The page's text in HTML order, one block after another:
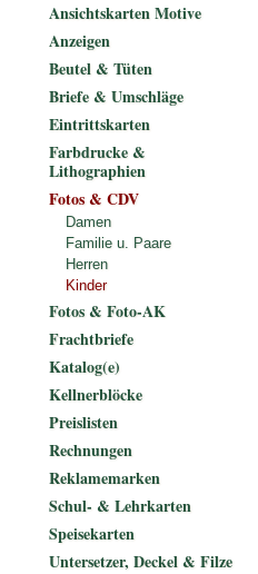
Ansichtskarten Motive
Anzeigen
Beutel & Tüten
Briefe & Umschläge
Eintrittskarten
Farbdrucke &
Lithographien
Fotos & CDV
Damen
Familie u. Paare
Herren
Kinder
Fotos & Foto-AK
Frachtbriefe
Katalog(e)
Kellnerblöcke
Preislisten
Rechnungen
Reklamemarken
Schul- & Lehrkarten
Speisekarten
Untersetzer, Deckel & Filze